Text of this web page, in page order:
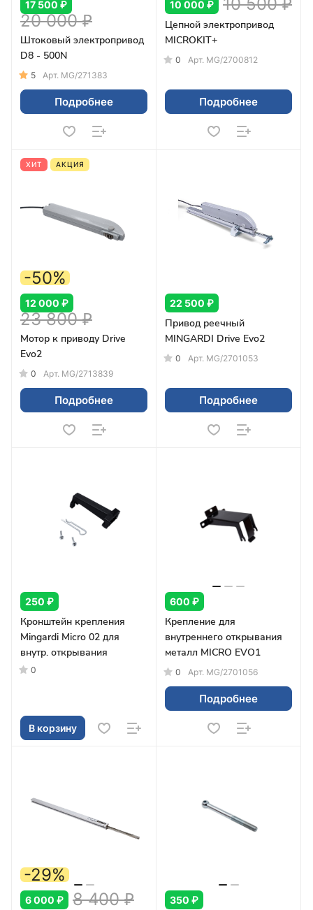
17 500 ₽
20 000 ₽
Штоковый электропривод
D8 - 500N
5 Арт. MG/271383
Подробнее
10 000 ₽
Цепной электропривод
MICROKIT+
0 Арт. MG/2700812
Подробнее
ХИТ АКЦИЯ
-50%
12 000 ₽
23 800 ₽
Мотор к приводу Drive
Evo2
0 Арт. MG/2713839
Подробнее
22 500 ₽
Привод реечный
MINGARDI Drive Evo2
0 Арт. MG/2701053
Подробнее
250 ₽
Кронштейн крепления
Mingardi Micro 02 для
внутр. открывания
0
В корзину
600 ₽
Крепление для
внутреннего открывания
металл MICRO EVО1
0 Арт. MG/2701056
Подробнее
-29%
6 000 ₽ 8 400 ₽ 350 ₽